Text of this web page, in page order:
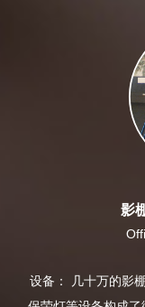
影
设备： 几十万的影